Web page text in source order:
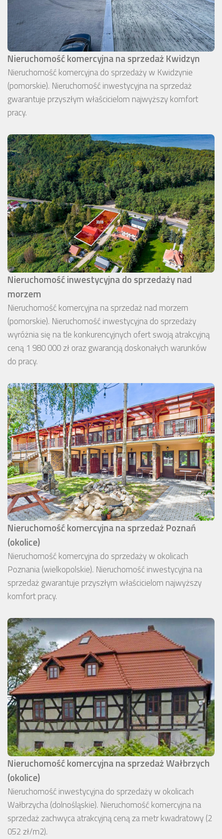
Nieruchomość komercyjna na sprzedaż Kwidzyn
Nieruchomość komercyjna do sprzedaży w Kwidzynie
(pomorskie). Nieruchomość inwestycyjna na sprzedaż
gwarantuje przyszłym właścicielom najwyższy komfort
pracy.
Nieruchomość inwestycyjna do sprzedaży nad
morzem
Nieruchomość komercyjna na sprzedaż nad morzem
(pomorskie). Nieruchomość inwestycyjna do sprzedaży
wyróżnia się na tle konkurencyjnych ofert swoją atrakcyjną
ceną 1 980 000 zł oraz gwarancją doskonałych warunków
do pracy.
Nieruchomość komercyjna na sprzedaż Poznań
(okolice)
Nieruchomość komercyjna do sprzedaży w okolicach
Poznania (wielkopolskie). Nieruchomość inwestycyjna na
sprzedaż gwarantuje przyszłym właścicielom najwyższy
komfort pracy.
Nieruchomość komercyjna na sprzedaż Wałbrzych
(okolice)
Nieruchomość inwestycyjna do sprzedaży w okolicach
Wałbrzycha (dolnośląskie). Nieruchomość komercyjna na
sprzedaż zachwyca atrakcyjną ceną za metr kwadratowy (2
052 zł/m2).